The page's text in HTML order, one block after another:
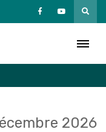
2026